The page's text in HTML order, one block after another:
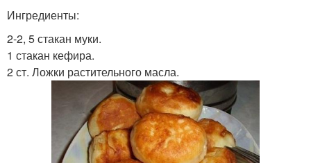
Ингредиенты:
2-2, 5 стакан муки.
1 стакан кефира.
2 ст. Ложки растительного масла.